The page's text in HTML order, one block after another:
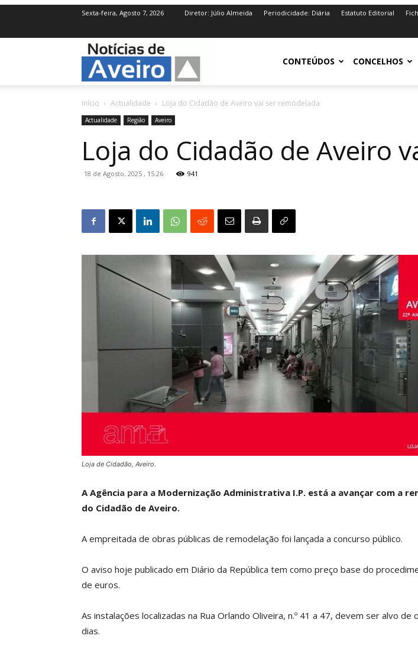
Sexta-feira, Agosto 7, 2026 Diretor: Júlio Almeida Periodicidade: Diária Estatuto Editorial
NotíciasdeAveiro.ptCONTEÚDOS CONCELHOS
Início Actualidade Loja do Cidadão de Aveiro vai ser remodelada
Actualidade Região Aveiro
Loja do Cidadão de Aveiro
18 de Agosto, 2025 , 15:26 941
Loja de Cidadão, Aveiro.
A Agência para a Modernização Administrativa I.P. está a avançar com a
do Cidadão de Aveiro.
A empreitada de obras públicas de remodelação foi lançada a concurso público.
O aviso hoje publicado em Diário da República tem como preço base do
de euros.
As instalações localizadas na Rua Orlando Oliveira, n.º 41 a 47, devem ser alvo de
dias.